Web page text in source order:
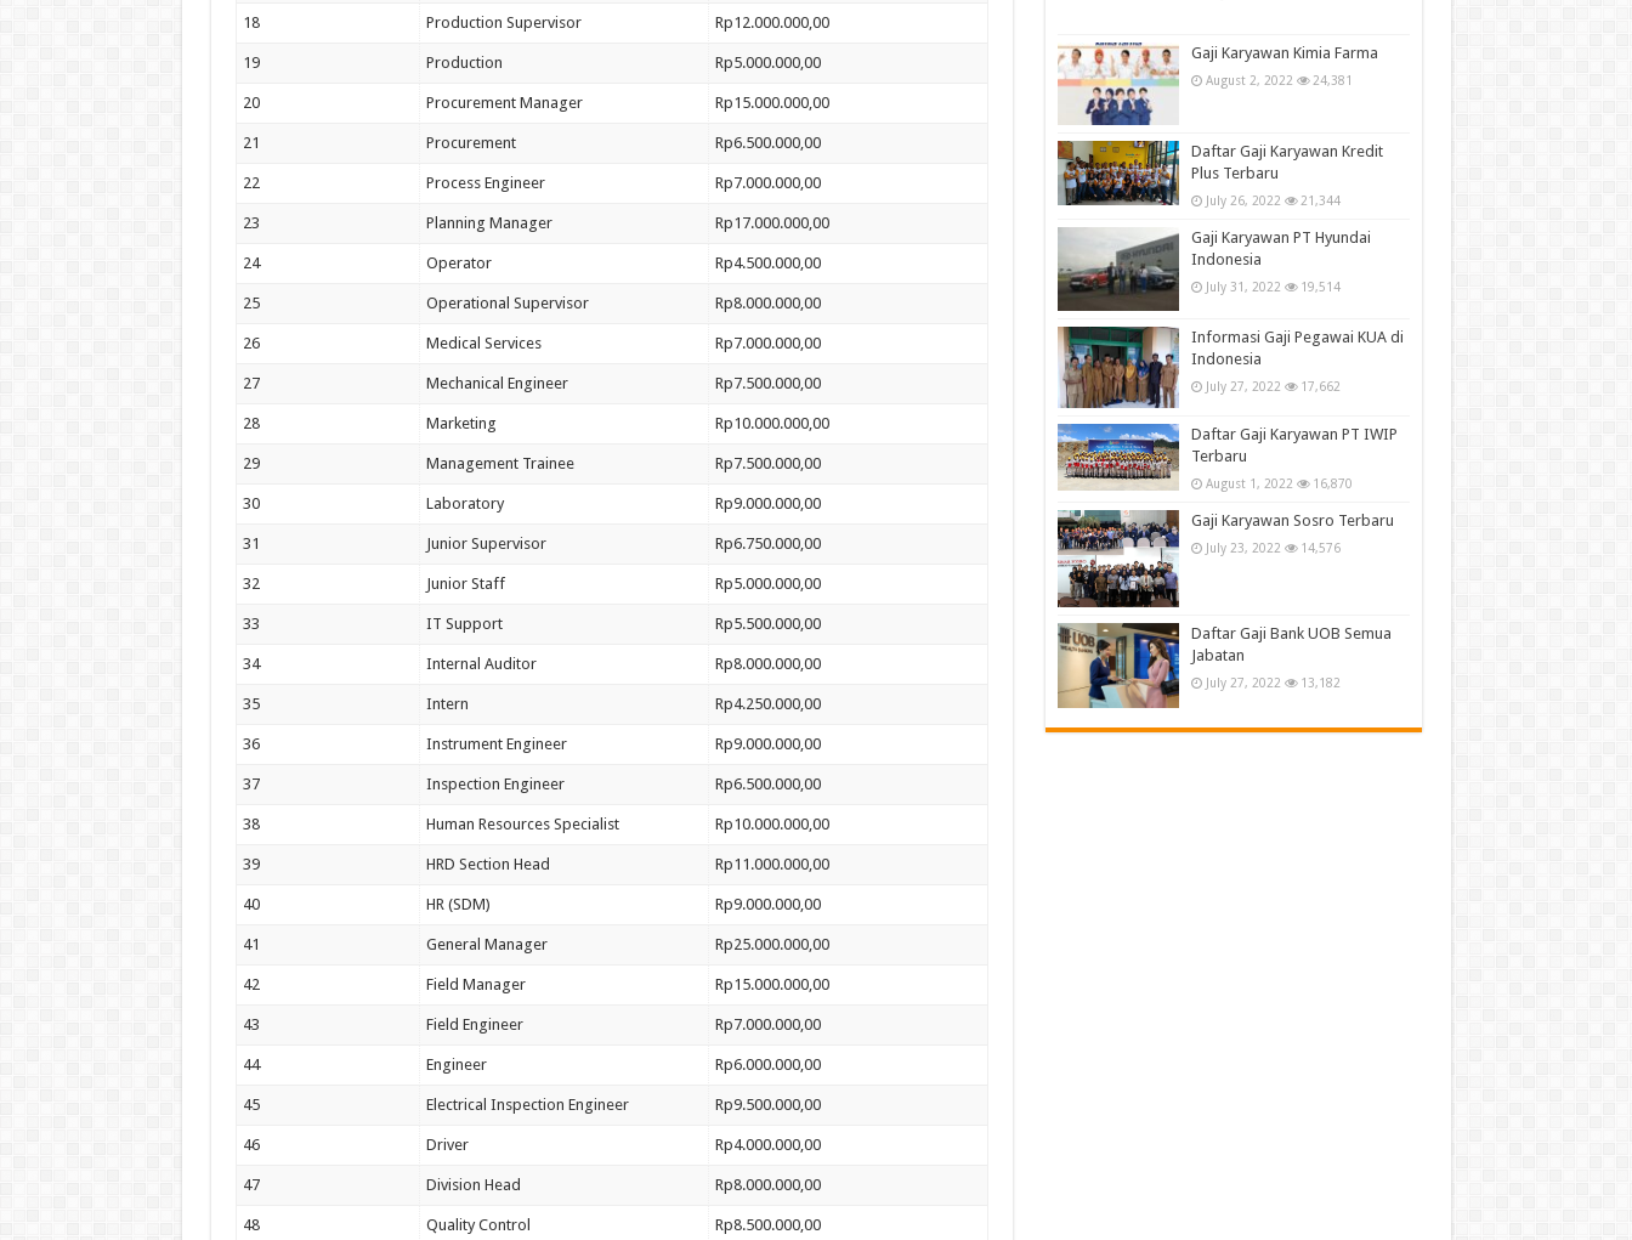
18 Production Supervisor Rp12.000.000,00
19 Production Rp5.000.000,00
20 Procurement Manager Rp15.000.000,00
21 Procurement Rp6.500.000,00
22 Process Engineer Rp7.000.000,00
23 Planning Manager Rp17.000.000,00
24 Operator Rp4.500.000,00
25 Operational Supervisor Rp8.000.000,00
26 Medical Services Rp7.000.000,00
27 Mechanical Engineer Rp7.500.000,00
28 Marketing Rp10.000.000,00
29 Management Trainee Rp7.500.000,00
30 Laboratory Rp9.000.000,00
31 Junior Supervisor Rp6.750.000,00
32 Junior Staff Rp5.000.000,00
33 IT Support Rp5.500.000,00
34 Internal Auditor Rp8.000.000,00
35 Intern Rp4.250.000,00
36 Instrument Engineer Rp9.000.000,00
37 Inspection Engineer Rp6.500.000,00
38 Human Resources Specialist Rp10.000.000,00
39 HRD Section Head Rp11.000.000,00
40 HR (SDM) Rp9.000.000,00
41 General Manager Rp25.000.000,00
42 Field Manager Rp15.000.000,00
43 Field Engineer Rp7.000.000,00
44 Engineer Rp6.000.000,00
45 Electrical Inspection Engineer Rp9.500.000,00
46 Driver Rp4.000.000,00
47 Division Head Rp8.000.000,00
48 Quality Control Rp8.500.000,00
Gaji Karyawan Kimia Farma
August 2, 2022 24,381
Daftar Gaji Karyawan Kredit
Plus Terbaru
July 26, 2022 21,344
Gaji Karyawan PT Hyundai
Indonesia
July 31, 2022 19,514
Informasi Gaji Pegawai KUA di
Indonesia
July 27, 2022 17,662
Daftar Gaji Karyawan PT IWIP
Terbaru
August 1, 2022 16,870
Gaji Karyawan Sosro Terbaru
July 23, 2022 14,576
Daftar Gaji Bank UOB Semua
Jabatan
July 27, 2022 13,182